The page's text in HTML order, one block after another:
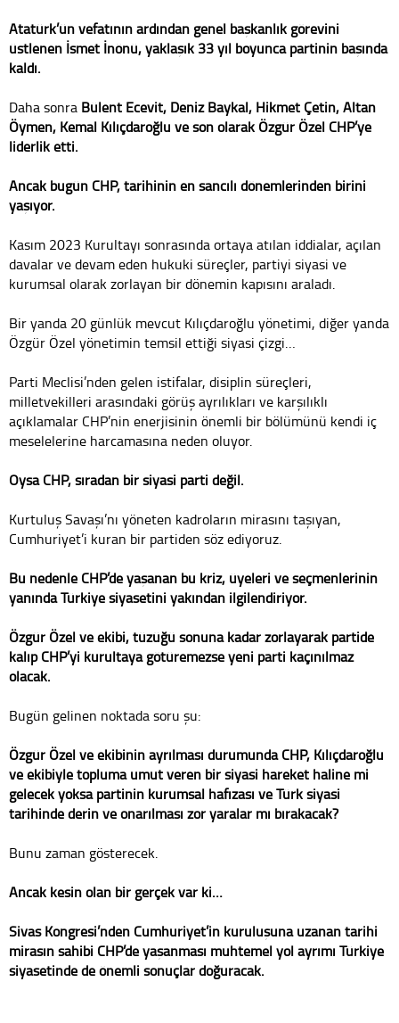
Atatürk’ün vefatının ardından genel başkanlık görevini
üstlenen İsmet İnönü, yaklaşık 33 yıl boyunca partinin başında
kaldı.
Daha sonra Bülent Ecevit, Deniz Baykal, Hikmet Çetin, Altan
Öymen, Kemal Kılıçdaroğlu ve son olarak Özgür Özel CHP’ye
liderlik etti.
Ancak bugün CHP, tarihinin en sancılı dönemlerinden birini
yaşıyor.
Kasım 2023 Kurultayı sonrasında ortaya atılan iddialar, açılan
davalar ve devam eden hukuki süreçler, partiyi siyasi ve
kurumsal olarak zorlayan bir dönemin kapısını araladı.
Bir yanda 20 günlük mevcut Kılıçdaroğlu yönetimi, diğer yanda
Özgür Özel yönetimin temsil ettiği siyasi çizgi…
Parti Meclisi’nden gelen istifalar, disiplin süreçleri,
milletvekilleri arasındaki görüş ayrılıkları ve karşılıklı
açıklamalar CHP’nin enerjisinin önemli bir bölümünü kendi iç
meselelerine harcamasına neden oluyor.
Oysa CHP, sıradan bir siyasi parti değil.
Kurtuluş Savaşı’nı yöneten kadroların mirasını taşıyan,
Cumhuriyet’i kuran bir partiden söz ediyoruz.
Bu nedenle CHP’de yaşanan bu kriz, üyeleri ve seçmenlerinin
yanında Türkiye siyasetini yakından ilgilendiriyor.
Özgür Özel ve ekibi, tüzüğü sonuna kadar zorlayarak partide
kalıp CHP’yi kurultaya götüremezse yeni parti kaçınılmaz
olacak.
Bugün gelinen noktada soru şu:
Özgür Özel ve ekibinin ayrılması durumunda CHP, Kılıçdaroğlu
ve ekibiyle topluma umut veren bir siyasi hareket haline mi
gelecek yoksa partinin kurumsal hafızası ve Türk siyasi
tarihinde derin ve onarılması zor yaralar mı bırakacak?
Bunu zaman gösterecek.
Ancak kesin olan bir gerçek var ki…
Sivas Kongresi’nden Cumhuriyet’in kuruluşuna uzanan tarihi
mirasın sahibi CHP’de yaşanması muhtemel yol ayrımı Türkiye
siyasetinde de önemli sonuçlar doğuracak.